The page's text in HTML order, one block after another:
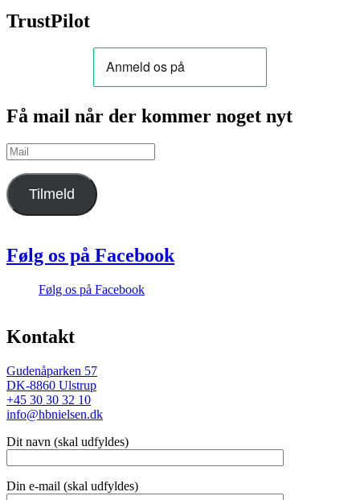
TrustPilot
Få mail når der kommer noget nyt
Mail
Tilmeld
Følg os på Facebook
Følg os på Facebook
Kontakt
Gudenåparken 57
DK-8860 Ulstrup
+45 30 30 32 10
info@hbnielsen.dk
Dit navn (skal udfyldes)
Din e-mail (skal udfyldes)